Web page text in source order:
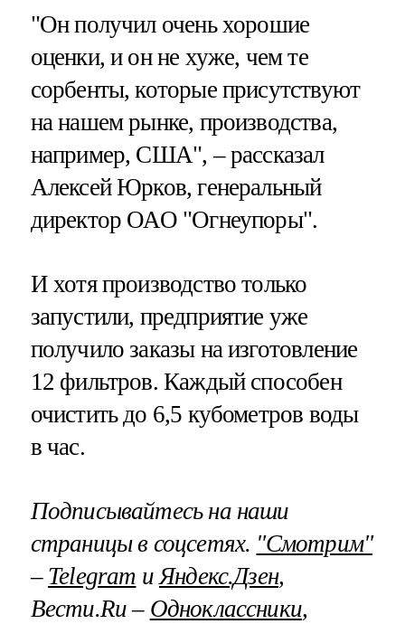
"Он получил очень хорошие
оценки, и он не хуже, чем те
сорбенты, которые присутствуют
на нашем рынке, производства,
например, США", – рассказал
Алексей Юрков, генеральный
директор ОАО "Огнеупоры".
И хотя производство только
запустили, предприятие уже
получило заказы на изготовление
12 фильтров. Каждый способен
очистить до 6,5 кубометров воды
в час.
Подписывайтесь на наши
страницы в соцсетях. "Смотрим"
– Telegram иЯндекс.Дзен,
Вести.Ru – Одноклассники,